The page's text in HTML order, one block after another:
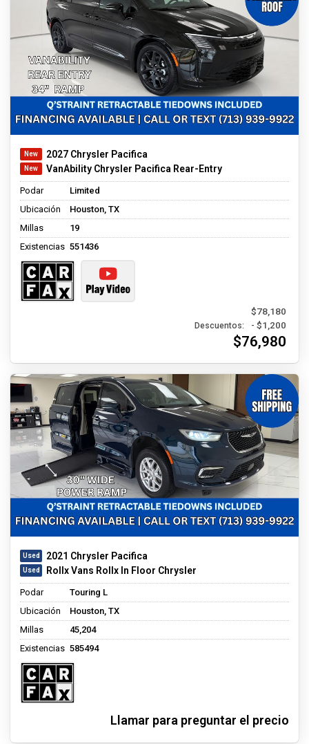
2027 Chrysler Pacifica
VanAbility Chrysler Pacifica Rear-Entry
Podar
Limited
Ubicación
Houston, TX
Millas
19
Existencias 551436
$78,180
Descuentos: - $1,200
$76,980
2021 Chrysler Pacifica
Rollx Vans Rollx In Floor Chrysler
Podar
Touring L
Ubicación
Houston, TX
Millas
45,204
Existencias 585494
Llamar para preguntar el precio